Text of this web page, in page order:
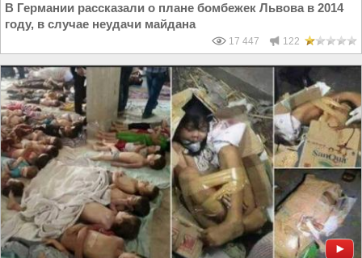
В Германии рассказали о плане бомбежек Львова в 2014
году, в случае неудачи майдана
17 447 122